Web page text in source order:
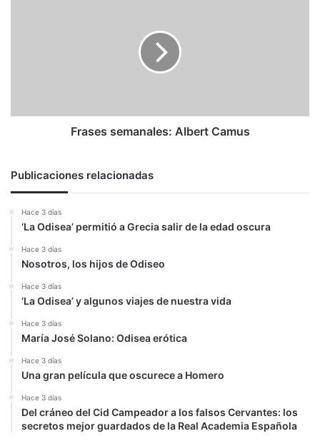
Frases semanales: Albert Camus
Publicaciones relacionadas
Hace 3 días
‘La Odisea’ permitió a Grecia salir de la edad oscura
Hace 3 días
Nosotros, los hijos de Odiseo
Hace 3 días
‘La Odisea’ y algunos viajes de nuestra vida
Hace 3 días
María José Solano: Odisea erótica
Hace 3 días
Una gran película que oscurece a Homero
Hace 3 días
Del cráneo del Cid Campeador a los falsos Cervantes: los
secretos mejor guardados de la Real Academia Española